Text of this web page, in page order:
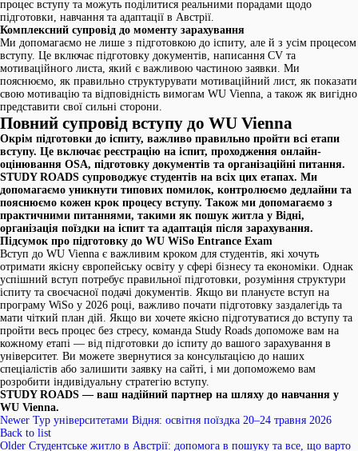
процес вступу та можуть поділитися реальними порадами щодо
підготовки, навчання та адаптації в Австрії.
Комплексний супровід до моменту зарахування
Ми допомагаємо не лише з підготовкою до іспиту, але й з усім процесом
вступу. Це включає підготовку документів, написання CV та
мотиваційного листа, який є важливою частиною заявки. Ми
пояснюємо, як правильно структурувати мотиваційний лист, як показати
свою мотивацію та відповідність вимогам WU Vienna, а також як вигідно
представити свої сильні сторони.
Повний супровід вступу до WU Vienna
Окрім підготовки до іспиту, важливо правильно пройти всі етапи
вступу. Це включає реєстрацію на іспит, проходження онлайн-
оцінювання OSA, підготовку документів та організаційні питання.
STUDY ROADS супроводжує студентів на всіх цих етапах. Ми
допомагаємо уникнути типових помилок, контролюємо дедлайни та
пояснюємо кожен крок процесу вступу. Також ми допомагаємо з
практичними питаннями, такими як пошук житла у Відні,
організація поїздки на іспит та адаптація після зарахування.
Підсумок про підготовку до WU WiSo Entrance Exam
Вступ до WU Vienna є важливим кроком для студентів, які хочуть
отримати якісну європейську освіту у сфері бізнесу та економіки. Однак
успішний вступ потребує правильної підготовки, розуміння структури
іспиту та своєчасної подачі документів. Якщо ви плануєте вступ на
програму WiSo у 2026 році, важливо почати підготовку заздалегідь та
мати чіткий план дій. Якщо ви хочете якісно підготуватися до вступу та
пройти весь процес без стресу, команда Study Roads допоможе вам на
кожному етапі — від підготовки до іспиту до вашого зарахування в
університет. Ви можете звернутися за консультацією до наших
спеціалістів або залишити заявку на сайті, і ми допоможемо вам
розробити індивідуальну стратегію вступу.
STUDY ROADS — ваш надійний партнер на шляху до навчання у
WU Vienna.
Newer Тур університетами Відня: освітня поїздка 20–24 травня 2026
Back to list
Older Студентське житло в Австрії: допомога в пошуку та все, що варто